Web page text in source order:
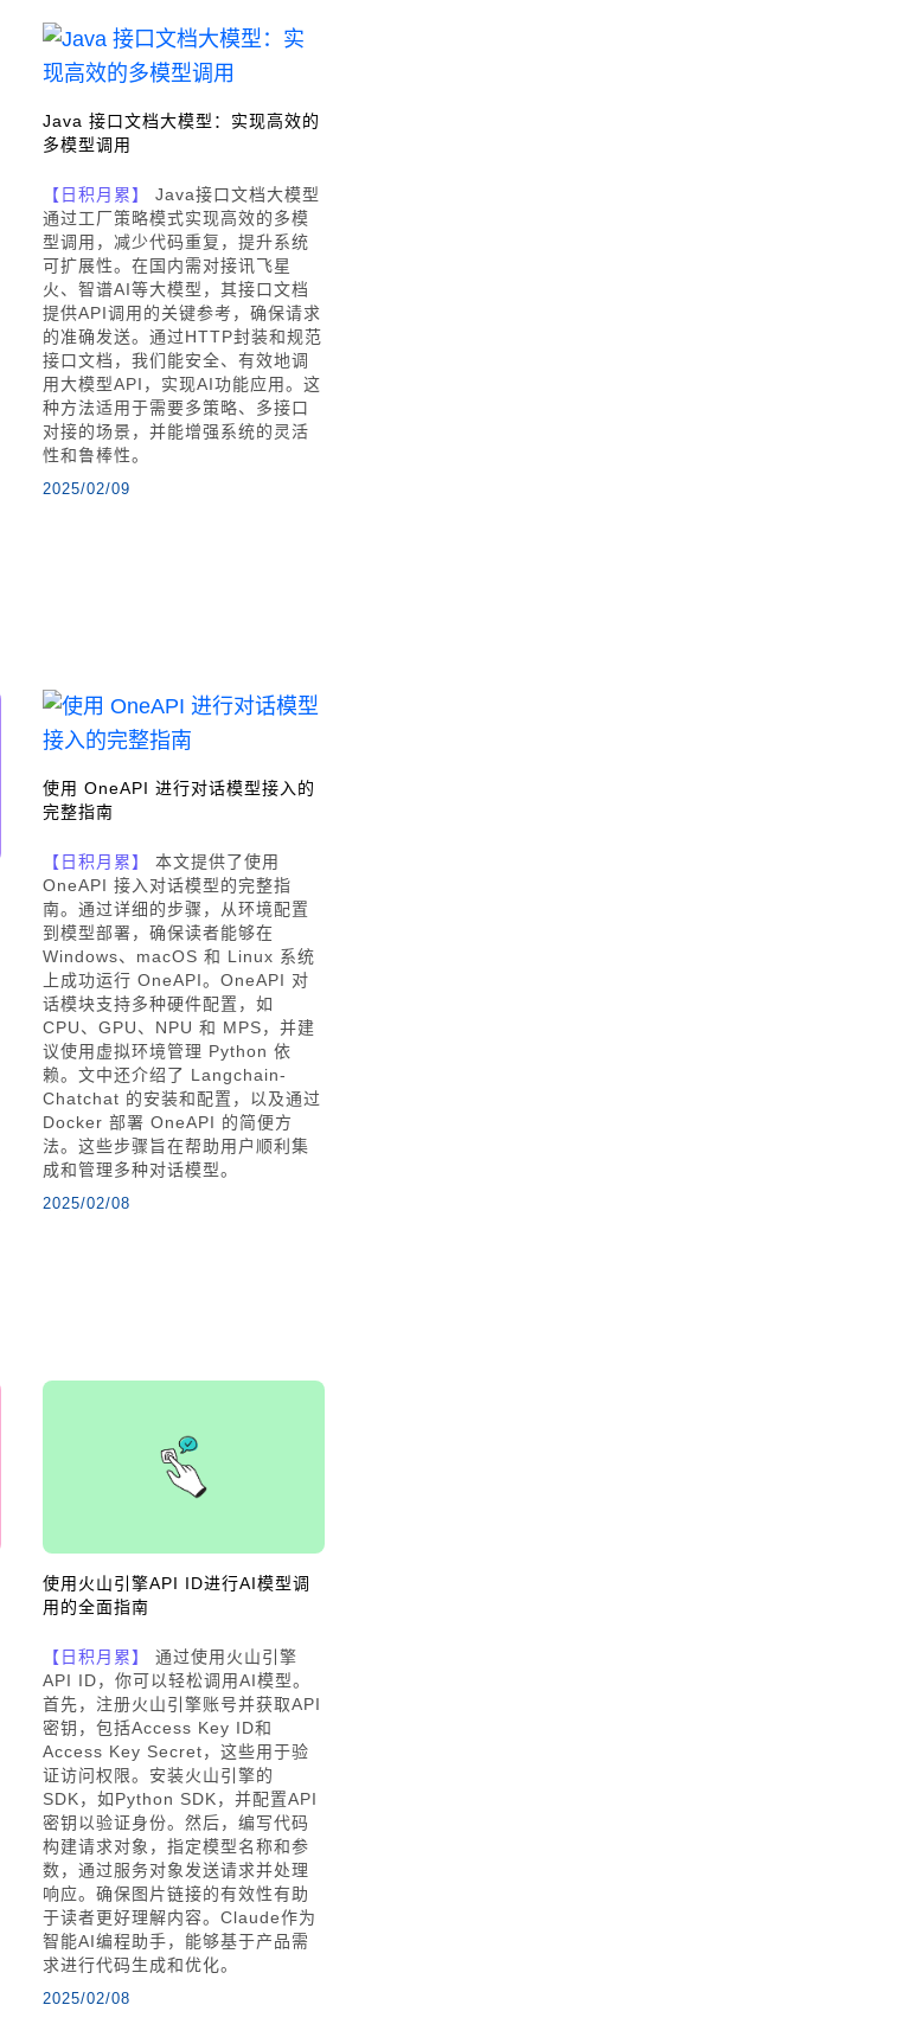
Java 接口文档大模型：实现高效的
多模型调用
【日积月累】
Java接口文档大模型
通过工厂策略模式实现高效的多模
型调用，减少代码重复，提升系统
可扩展性。在国内需对接讯飞星
火、智谱AI等大模型，其接口文档
提供API调用的关键参考，确保请求
的准确发送。通过HTTP封装和规范
接口文档，我们能安全、有效地调
用大模型API，实现AI功能应用。这
种方法适用于需要多策略、多接口
对接的场景，并能增强系统的灵活
性和鲁棒性。
2025/02/09
使用 OneAPI 进行对话模型接入的
完整指南
【日积月累】
本文提供了使用
OneAPI 接入对话模型的完整指
南。通过详细的步骤，从环境配置
到模型部署，确保读者能够在
Windows、macOS 和 Linux 系统
上成功运行 OneAPI。OneAPI 对
话模块支持多种硬件配置，如
CPU、GPU、NPU 和 MPS，并建
议使用虚拟环境管理 Python 依
赖。文中还介绍了 Langchain-
Chatchat 的安装和配置，以及通过
Docker 部署 OneAPI 的简便方
法。这些步骤旨在帮助用户顺利集
成和管理多种对话模型。
2025/02/08
使用火山引擎API ID进行AI模型调
用的全面指南
【日积月累】
通过使用火山引擎
API ID，你可以轻松调用AI模型。
首先，注册火山引擎账号并获取API
密钥，包括Access Key ID和
Access Key Secret，这些用于验
证访问权限。安装火山引擎的
SDK，如Python SDK，并配置API
密钥以验证身份。然后，编写代码
构建请求对象，指定模型名称和参
数，通过服务对象发送请求并处理
响应。确保图片链接的有效性有助
于读者更好理解内容。Claude作为
智能AI编程助手，能够基于产品需
求进行代码生成和优化。
2025/02/08